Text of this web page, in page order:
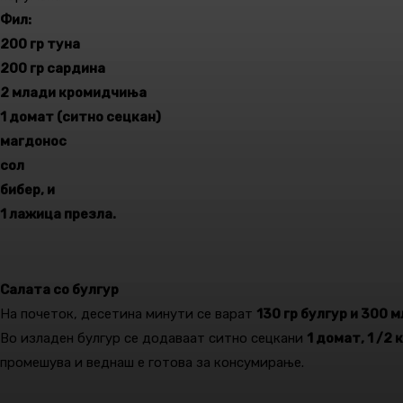
Фил:
200 гр туна
200 гр сардина
2 млади кромидчиња
1 домат (ситно сецкан)
магдонос
сол
бибер, и
1 лажица презла.
Салата со булгур
На почеток, десетина минути се варат 130 гр булгур и 300
Во изладен булгур се додаваат ситно сецкани 1 домат, 1 /2
промешува и веднаш е готова за консумирање.